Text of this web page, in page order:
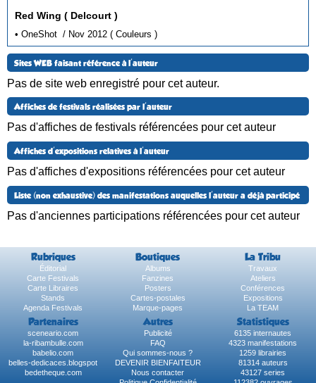
Red Wing ( Delcourt )
• OneShot / Nov 2012 ( Couleurs )
Sites WEB faisant référence à l'auteur
Pas de site web enregistré pour cet auteur.
Affiches de festivals réalisées par l'auteur
Pas d'affiches de festivals référencées pour cet auteur
Affiches d'expositions relatives à l'auteur
Pas d'affiches d'expositions référencées pour cet auteur
Liste (non exhaustive) des manifestations auquelles l'auteur a déjà participé
Pas d'anciennes participations référencées pour cet auteur
Rubriques Boutiques La Tribu
Éditorial Albums
Travaux
Carte Festivals
Fanzines
Ateliers
Carte Libraires
Posters
Conférences
Stands
Cartes-postales
Expositions
Agenda Festivals
Marque-pages La TEAM
Partenaires Autres Statistiques
sceneario.com Publicité
6135 internautes
la-ribambulle.com
FAQ
4323 manifestations
babelio.com
Qui sommes-nous ?
1259 librairies
belles-dedicaces.blogspot
DEVENIR BIENFAITEUR
81314 auteurs
bedetheque.com
Nous contacter
43127 series